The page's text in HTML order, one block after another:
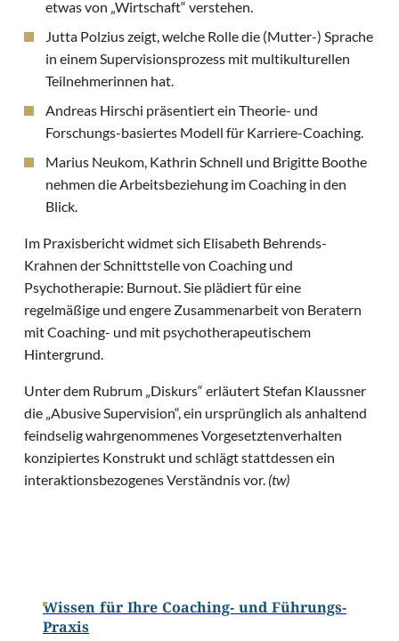
etwas von „Wirtschaft“ verstehen.
Jutta Polzius zeigt, welche Rolle die (Mutter-) Sprache
in einem Supervisionsprozess mit multikulturellen
Teilnehmerinnen hat.
Andreas Hirschi präsentiert ein Theorie- und
Forschungs-basiertes Modell für Karriere-Coaching.
Marius Neukom, Kathrin Schnell und Brigitte Boothe
nehmen die Arbeitsbeziehung im Coaching in den
Blick.
Im Praxisbericht widmet sich Elisabeth Behrends-
Krahnen der Schnittstelle von Coaching und
Psychotherapie: Burnout. Sie plädiert für eine
regelmäßige und engere Zusammenarbeit von Beratern
mit Coaching- und mit psychotherapeutischem
Hintergrund.
Unter dem Rubrum „Diskurs“ erläutert Stefan Klaussner
die „Abusive Supervision“, ein ursprünglich als anhaltend
feindselig wahrgenommenes Vorgesetztenverhalten
konzipiertes Konstrukt und schlägt stattdessen ein
interaktionsbezogenes Verständnis vor. (tw)
Wissen für Ihre Coaching- und Führungs-
Praxis